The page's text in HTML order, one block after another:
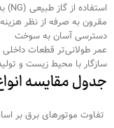
استفاده از گاز طبیعی (NG) به عنوان سوخت
مقرون به صرفه از نظر
دسترسی آسان به سوخت
عمر طولانی‌تر قطعات داخلی
سازگار با محیط زیست و
جدول مقایسه
تفاوت موتورهای برق